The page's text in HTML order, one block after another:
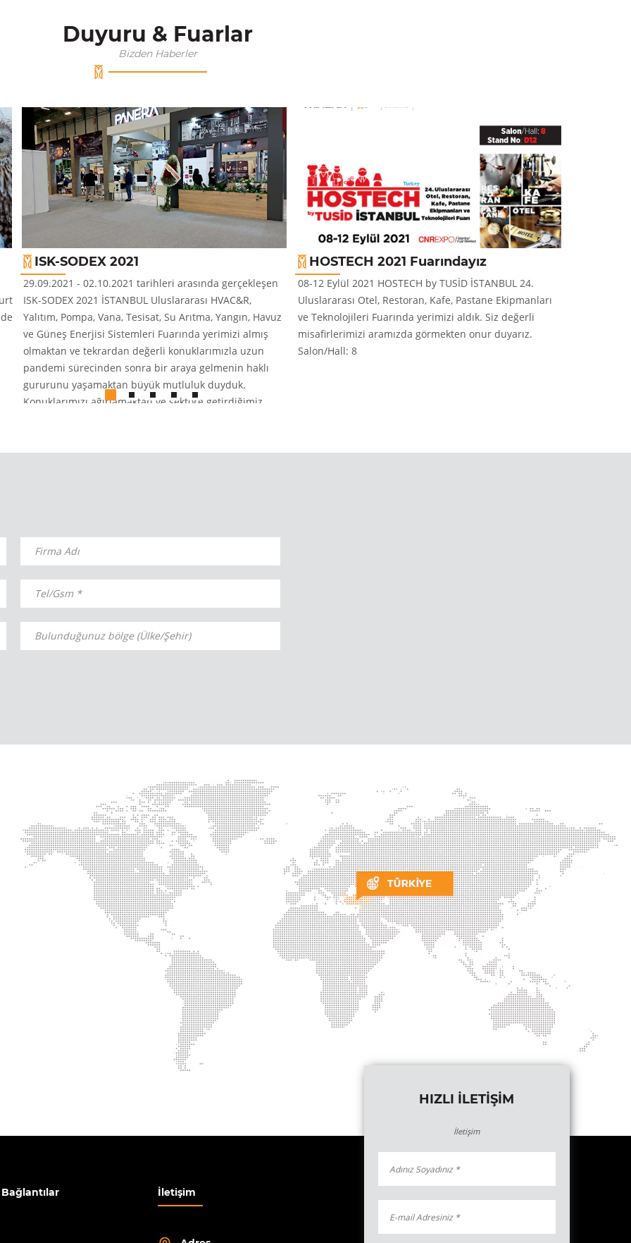
Duyuru & Fuarlar
Bizden Haberler
ISK-SODEX 2021
29.09.2021 - 02.10.2021 tarihleri arasında gerçekleşen
ISK-SODEX 2021 İSTANBUL Uluslararası HVAC&R,
Yalıtım, Pompa, Vana, Tesisat, Su Arıtma, Yangın, Havuz
ve Güneş Enerjisi Sistemleri Fuarında yerimizi almış
olmaktan ve tekrardan değerli konuklarımızla uzun
pandemi sürecinden sonra bir araya gelmenin haklı
gururunu yaşamaktan büyük mutluluk duyduk.
Konuklarımızı ağırlamaktan ve sektöre getirdiğimiz
ziyaretçilerimize teşekkür ederiz.
HOSTECH 2021 Fuarındayız
08-12 Eylül 2021 HOSTECH by TUSİD İSTANBUL 24.
Uluslararası Otel, Restoran, Kafe, Pastane Ekipmanları
ve Teknolojileri Fuarında yerimizi aldık. Siz değerli
misafirlerimizi aramızda görmekten onur duyarız.
Salon/Hall: 8
Bağlantılar İletişim
HIZLI İLETİŞİM
İletişim